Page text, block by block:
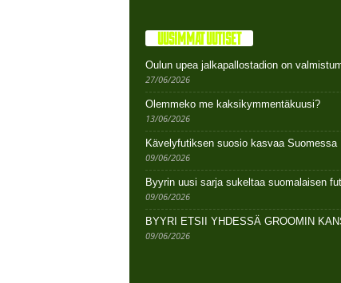
UUSIMMAT UUTISET
Oulun upea jalkapallostadion on
27/06/2026
Olemmeko me kaksikymmentäkuusi?
13/06/2026
Kävelyfutiksen suosio kasvaa Suomessa
09/06/2026
Byyrin uusi sarja sukeltaa suomalaisen
09/06/2026
BYYRI ETSII YHDESSÄ GROOMIN
09/06/2026